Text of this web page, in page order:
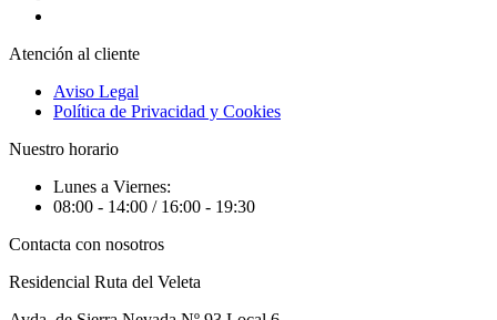
Atención al cliente
Aviso Legal
Política de Privacidad y Cookies
Nuestro horario
Lunes a Viernes:
08:00 - 14:00 / 16:00 - 19:30
Contacta con nosotros
Residencial Ruta del Veleta